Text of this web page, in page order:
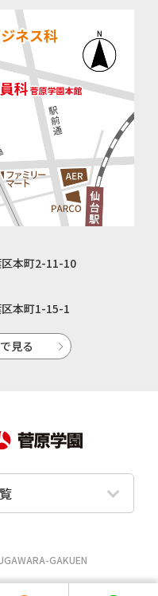
本町2-11-10
本町1-15-1
見る
GAKUEN